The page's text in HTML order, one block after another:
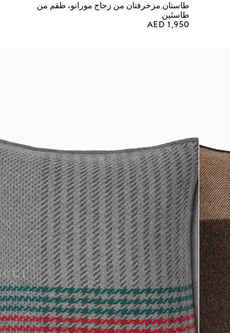
طاستان مزخرفتان من زجاج مورانو، طقم من
طاستَين
AED 1,950